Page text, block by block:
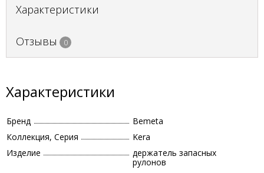
Характеристики
Отзывы 0
Характеристики
Бренд
Bemeta
Коллекция, Серия
Kera
Изделие
держатель запасных
рулонов